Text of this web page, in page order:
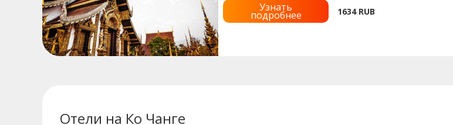
Узнать
подробнее 1634 RUB
Отели на Ко Чанге